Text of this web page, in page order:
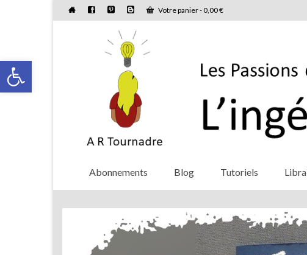
Ouvrir la barre d’outils
Votre panier-0,00€
Abonnements Blog Tutoriels